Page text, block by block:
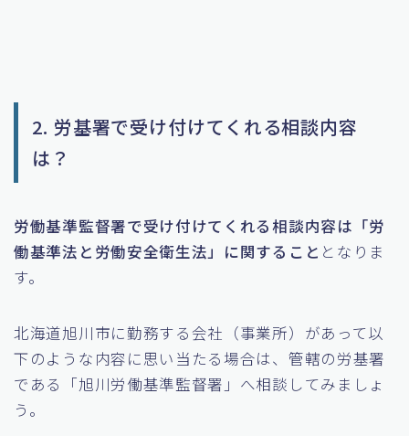
2. 労基署で受け付けてくれる相談内容
は？
労働基準監督署で受け付けてくれる相談内容は「労
働基準法と労働安全衛生法」に関すること となりま
す。
北海道旭川市に勤務する会社（事業所）があって以
下のような内容に思い当たる場合は、管轄の労基署
である「旭川労働基準監督署」へ相談してみましょ
う。